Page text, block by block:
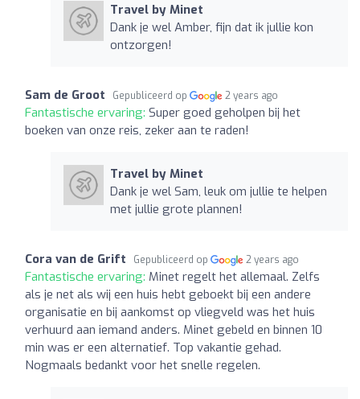
Travel by Minet
Dank je wel Amber, fijn dat ik jullie kon
ontzorgen!
Sam de Groot Gepubliceerd op 2 years ago
Fantastische ervaring: Super goed geholpen bij het
boeken van onze reis, zeker aan te raden!
Travel by Minet
Dank je wel Sam, leuk om jullie te helpen
met jullie grote plannen!
Cora van de Grift Gepubliceerd op 2 years ago
Fantastische ervaring: Minet regelt het allemaal. Zelfs
als je net als wij een huis hebt geboekt bij een andere
organisatie en bij aankomst op vliegveld was het huis
verhuurd aan iemand anders. Minet gebeld en binnen 10
min was er een alternatief. Top vakantie gehad.
Nogmaals bedankt voor het snelle regelen.